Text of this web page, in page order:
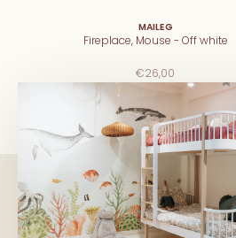
MAILEG
Fireplace, Mouse - Off white
€26,00